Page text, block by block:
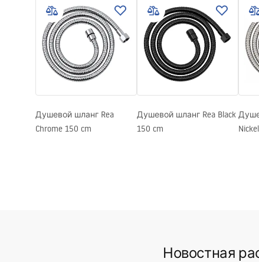
Цвет
WARUNKI_BEZPIECZENSTWA_AKCE
SORIA_LAZIENKOWE.pdf
Душевой шланг Rea
Chrome 150 cm
Душевой шланг Rea Black
150 cm
Новостная